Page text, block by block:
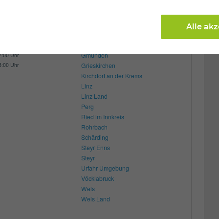
Alle
Uhr
Uhr
Uhr
Gmunden
Grieskirchen
Kirchdorf an der Krems
Linz
Linz Land
Perg
Ried im Innkreis
Rohrbach
Schärding
Steyr Enns
Steyr
Urfahr Umgebung
Vöcklabruck
Wels
Wels Land